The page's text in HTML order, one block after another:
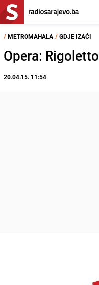
/ METROMAHALA / GDJE IZAĆI
Opera: Rigoletto
20.04.15. 11:54